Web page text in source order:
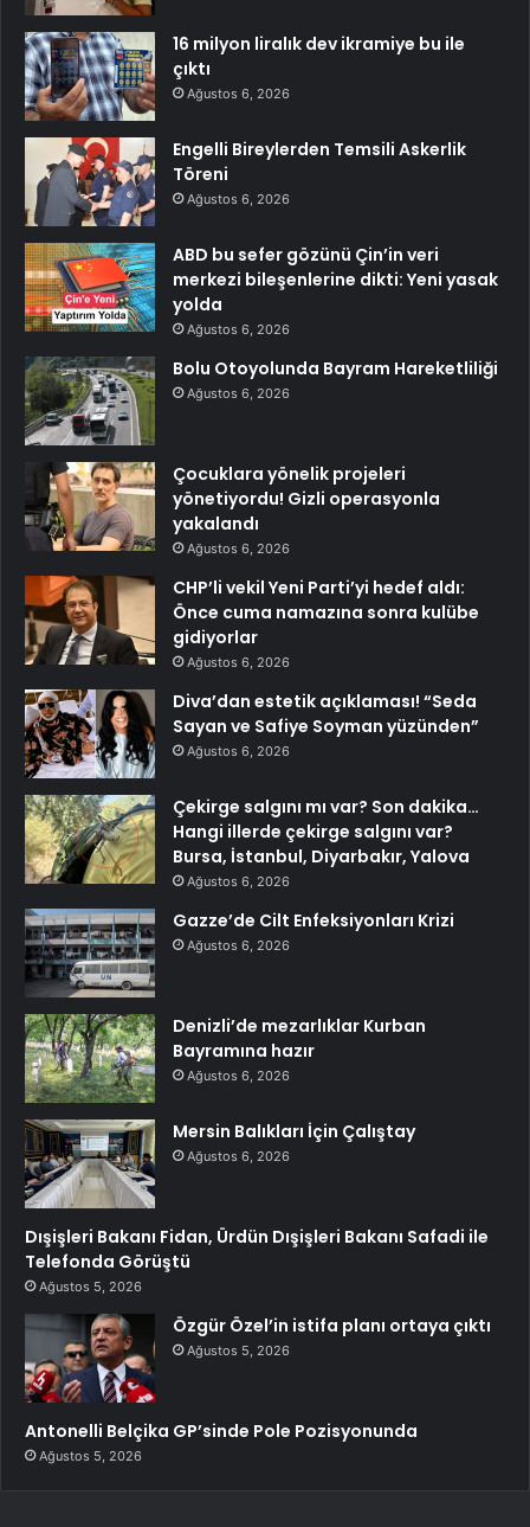
16 milyon liralık dev ikramiye bu ile
çıktı
Ağustos 6, 2026
Engelli Bireylerden Temsili Askerlik
Töreni
Ağustos 6, 2026
ABD bu sefer gözünü Çin’in veri
merkezi bileşenlerine dikti: Yeni yasak
yolda
Ağustos 6, 2026
Bolu Otoyolunda Bayram Hareketliliği
Ağustos 6, 2026
Çocuklara yönelik projeleri
yönetiyordu! Gizli operasyonla
yakalandı
Ağustos 6, 2026
CHP’li vekil Yeni Parti’yi hedef aldı:
Önce cuma namazına sonra kulübe
gidiyorlar
Ağustos 6, 2026
Diva’dan estetik açıklaması! “Seda
Sayan ve Safiye Soyman yüzünden”
Ağustos 6, 2026
Çekirge salgını mı var? Son dakika…
Hangi illerde çekirge salgını var?
Bursa, İstanbul, Diyarbakır, Yalova
Ağustos 6, 2026
Gazze’de Cilt Enfeksiyonları Krizi
Ağustos 6, 2026
Denizli’de mezarlıklar Kurban
Bayramına hazır
Ağustos 6, 2026
Mersin Balıkları İçin Çalıştay
Ağustos 6, 2026
Dışişleri Bakanı Fidan, Ürdün Dışişleri Bakanı Safadi ile
Telefonda Görüştü
Ağustos 5, 2026
Özgür Özel’in istifa planı ortaya çıktı
Ağustos 5, 2026
Antonelli Belçika GP’sinde Pole Pozisyonunda
Ağustos 5, 2026